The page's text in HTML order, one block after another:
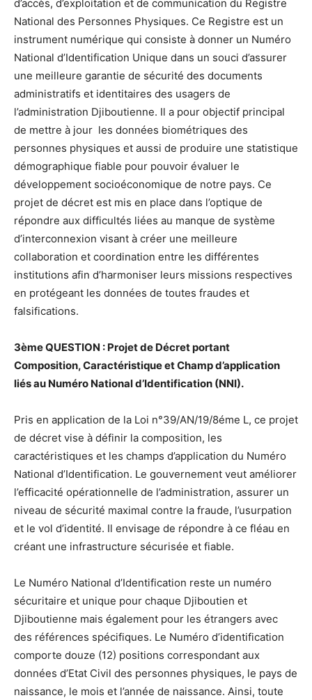
d’accès, d’exploitation et de communication du Registre
National des Personnes Physiques. Ce Registre est un
instrument numérique qui consiste à donner un Numéro
National d’Identification Unique dans un souci d’assurer
une meilleure garantie de sécurité des documents
administratifs et identitaires des usagers de
l’administration Djiboutienne. Il a pour objectif principal
de mettre à jour les données biométriques des
personnes physiques et aussi de produire une statistique
démographique fiable pour pouvoir évaluer le
développement socioéconomique de notre pays. Ce
projet de décret est mis en place dans l’optique de
répondre aux difficultés liées au manque de système
d’interconnexion visant à créer une meilleure
collaboration et coordination entre les différentes
institutions afin d’harmoniser leurs missions respectives
en protégeant les données de toutes fraudes et
falsifications.
3ème QUESTION : Projet de Décret portant
Composition, Caractéristique et Champ d’application
liés au Numéro National d’Identification (NNI).
Pris en application de la Loi n°39/AN/19/8éme L, ce projet
de décret vise à définir la composition, les
caractéristiques et les champs d’application du Numéro
National d’Identification. Le gouvernement veut améliorer
l’efficacité opérationnelle de l’administration, assurer un
niveau de sécurité maximal contre la fraude, l’usurpation
et le vol d’identité. Il envisage de répondre à ce fléau en
créant une infrastructure sécurisée et fiable.
Le Numéro National d’Identification reste un numéro
sécuritaire et unique pour chaque Djiboutien et
Djiboutienne mais également pour les étrangers avec
des références spécifiques. Le Numéro d’identification
comporte douze (12) positions correspondant aux
données d’Etat Civil des personnes physiques, le pays de
naissance, le mois et l’année de naissance. Ainsi, toute